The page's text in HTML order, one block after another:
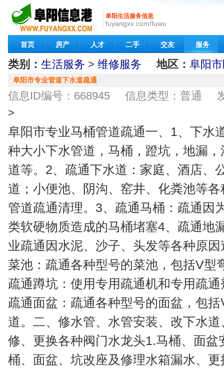
阜阳生活服务信息
fuyangxx.com/fuwu
首页 房产 人才 二手 交友 服务
类别： 生活服务 > 维修服务 地区： 阜阳
阜阳市专业管道下水道疏通
信息ID编号：668945 信息类型：普通 发
>
阜阳市专业马桶管道疏通一、1、下水
种大小下水管道，马桶，蹬坑，地漏
道等。2、疏通下水道：家庭、酒店、
道；小便池、阴沟、窑井、化粪池等
管道疏通清理。3、疏通马桶：疏通因
类软硬物质造成的马桶堵塞4、疏通地
业疏通因水泥、沙子、头发等各种原
菜池：疏通各种型号的菜池，包括V型
疏通蹲坑：使用专用疏通机和专用疏
疏通面盆：疏通各种型号的面盆，包
道。二、修水管、水管安装、改下水
修、更换各种阀门水龙头1.马桶、面
桶、面盆、坑改座及修理水箱漏水、